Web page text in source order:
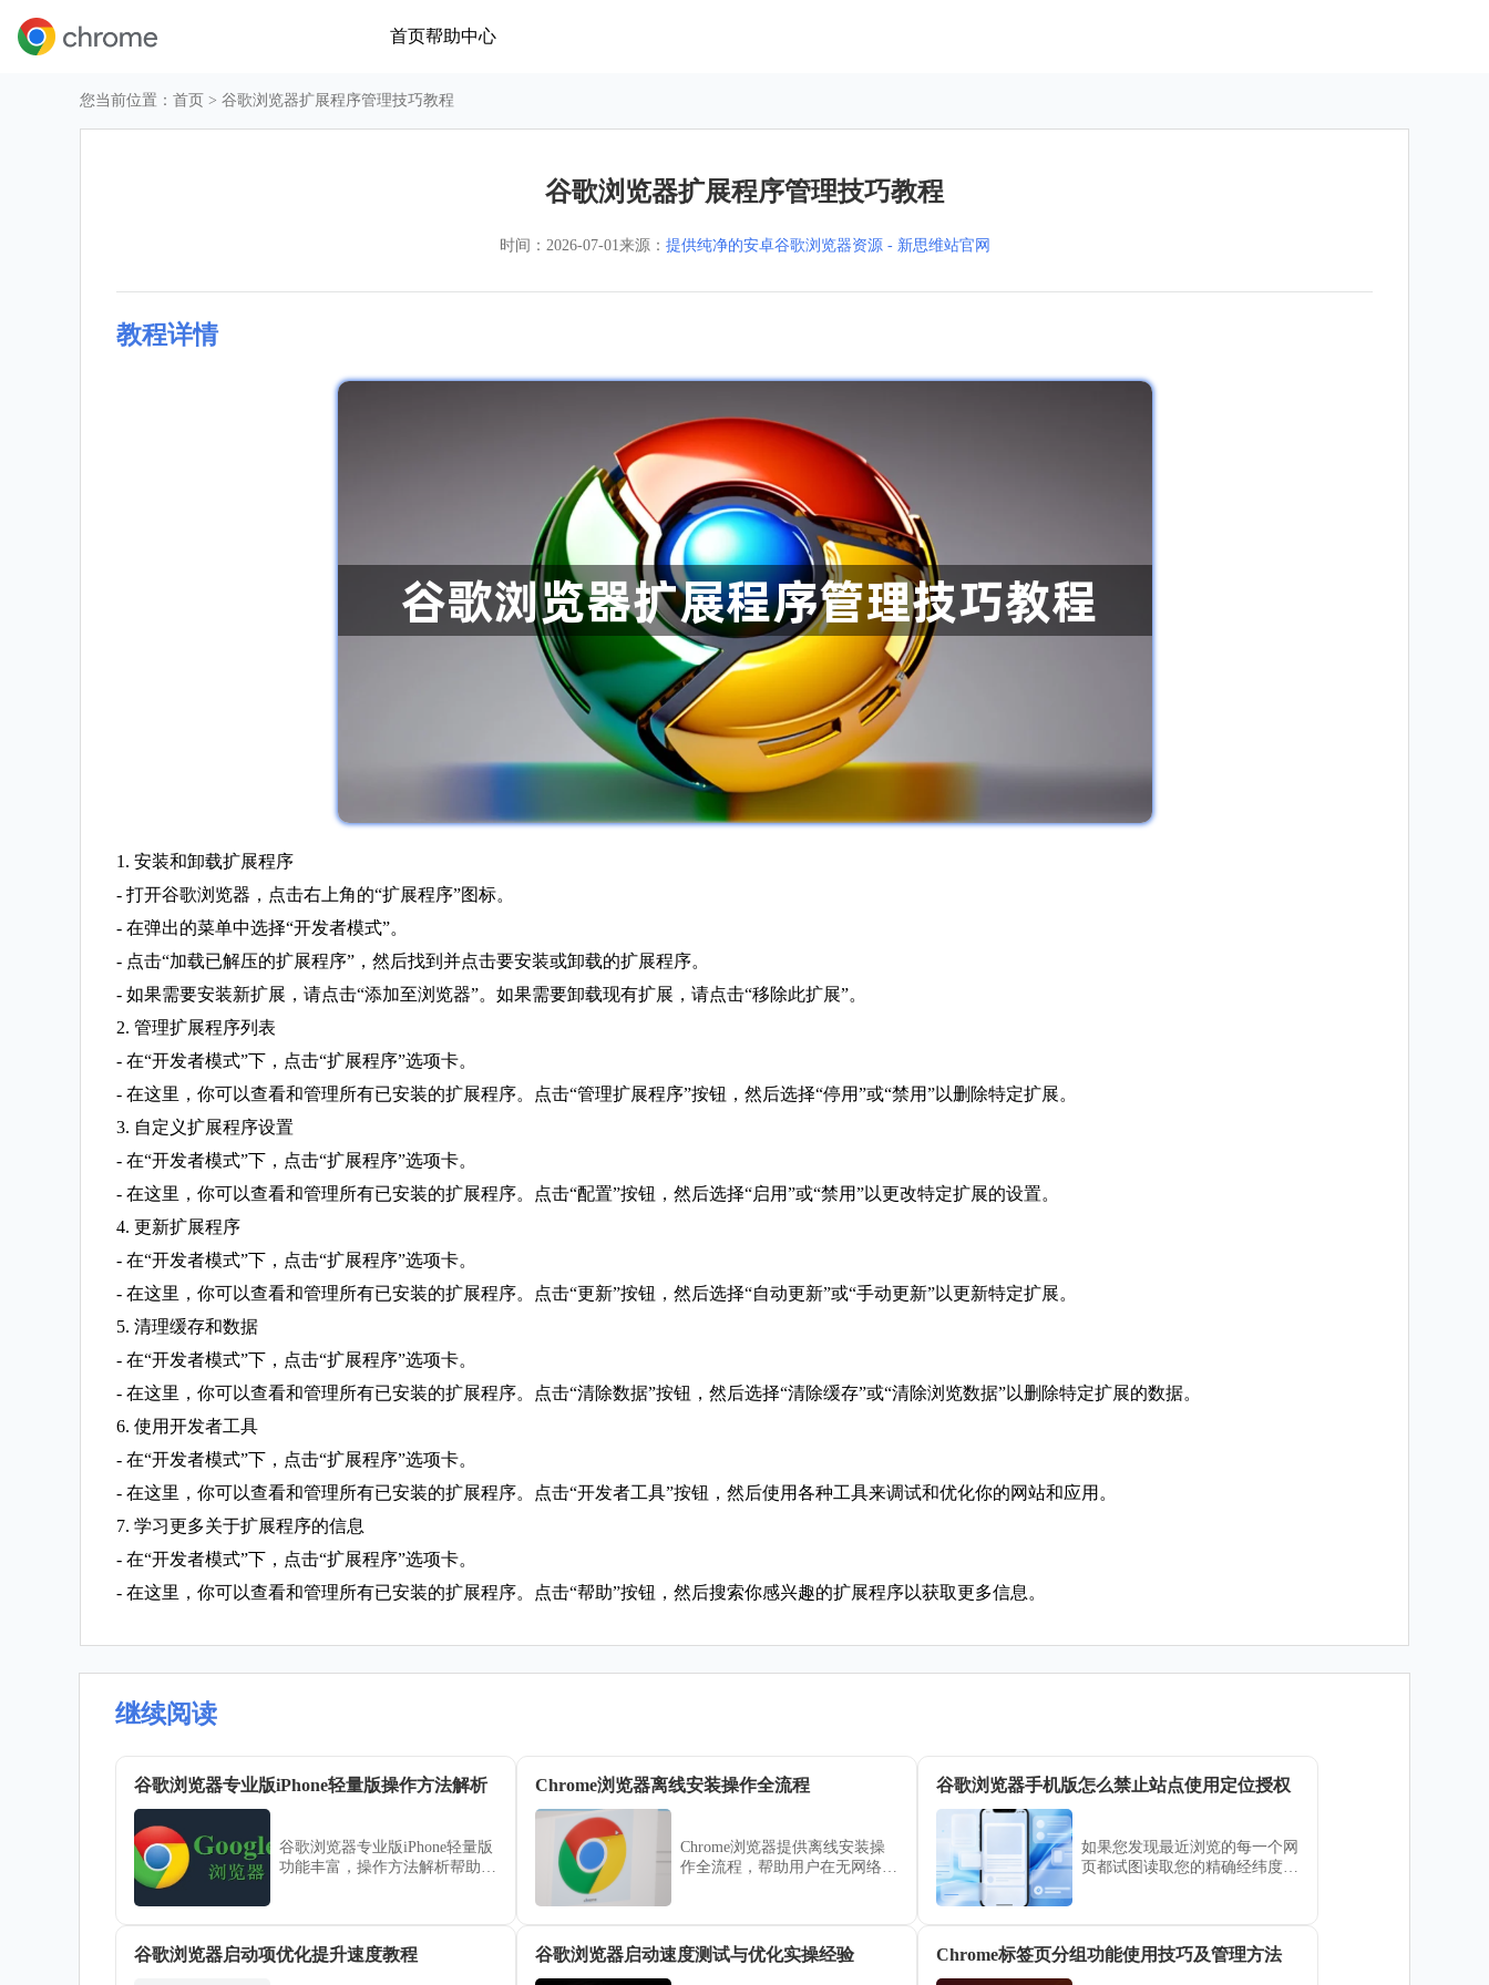
首页帮助中心
您当前位置： 首页 > 谷歌浏览器扩展程序管理技巧教程
谷歌浏览器扩展程序管理技巧教程
时间： 2026-07-01来源： 提供纯净的安卓谷歌浏览器资源 - 新思维站官网
教程详情
1. 安装和卸载扩展程序
- 打开谷歌浏览器，点击右上角的“扩展程序”图标。
- 在弹出的菜单中选择“开发者模式”。
- 点击“加载已解压的扩展程序”，然后找到并点击要安装或卸载的扩展程序。
- 如果需要安装新扩展，请点击“添加至浏览器”。如果需要卸载现有扩展，请点击“移除此扩展”。
2. 管理扩展程序列表
- 在“开发者模式”下，点击“扩展程序”选项卡。
- 在这里，你可以查看和管理所有已安装的扩展程序。点击“管理扩展程序”按钮，然后选择“停用”或“禁用”以删除特定扩展。
3. 自定义扩展程序设置
- 在“开发者模式”下，点击“扩展程序”选项卡。
- 在这里，你可以查看和管理所有已安装的扩展程序。点击“配置”按钮，然后选择“启用”或“禁用”以更改特定扩展的设置。
4. 更新扩展程序
- 在“开发者模式”下，点击“扩展程序”选项卡。
- 在这里，你可以查看和管理所有已安装的扩展程序。点击“更新”按钮，然后选择“自动更新”或“手动更新”以更新特定扩展。
5. 清理缓存和数据
- 在“开发者模式”下，点击“扩展程序”选项卡。
- 在这里，你可以查看和管理所有已安装的扩展程序。点击“清除数据”按钮，然后选择“清除缓存”或“清除浏览数据”以删除特定扩展的数据。
6. 使用开发者工具
- 在“开发者模式”下，点击“扩展程序”选项卡。
- 在这里，你可以查看和管理所有已安装的扩展程序。点击“开发者工具”按钮，然后使用各种工具来调试和优化你的网站和应用。
7. 学习更多关于扩展程序的信息
- 在“开发者模式”下，点击“扩展程序”选项卡。
- 在这里，你可以查看和管理所有已安装的扩展程序。点击“帮助”按钮，然后搜索你感兴趣的扩展程序以获取更多信息。
继续阅读
谷歌浏览器专业版iPhone轻量版操作方法解析
谷歌浏览器专业版iPhone轻量版
功能丰富，操作方法解析帮助用
Chrome浏览器离线安装操作全流程
Chrome浏览器提供离线安装操
作全流程，帮助用户在无网络环
谷歌浏览器手机版怎么禁止站点使用定位授权
如果您发现最近浏览的每一个网
页都试图读取您的精确经纬度数
权。
谷歌浏览器启动项优化提升速度教程 谷歌浏览器启动速度测试与优化实操经验 Chrome标签页分组功能使用技巧及管理方法